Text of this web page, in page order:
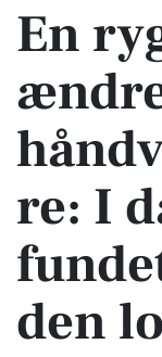
En
re: I
den